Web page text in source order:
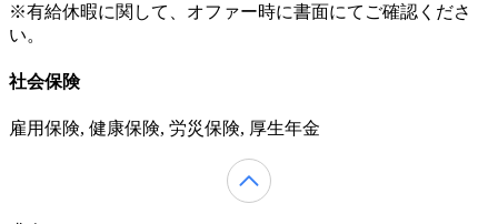
※有給休暇に関して、オファー時に書面にてご確認くださ
い。
社会保険
雇用保険, 健康保険, 労災保険, 厚生年金